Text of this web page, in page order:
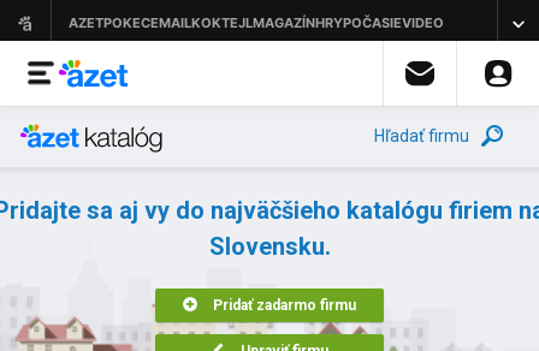
Hľadať firmu
sa aj vy do najväčšieho katalógu firiem
Slovensku.
Pridať zadarmo firmu